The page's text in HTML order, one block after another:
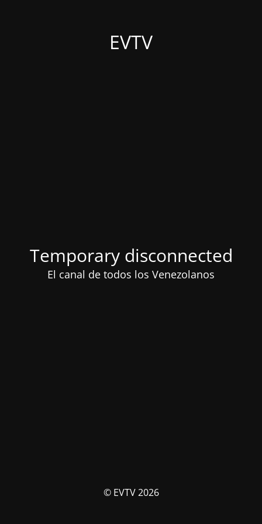
EVTV
Temporary disconnected
El canal de todos los Venezolanos
© EVTV 2026